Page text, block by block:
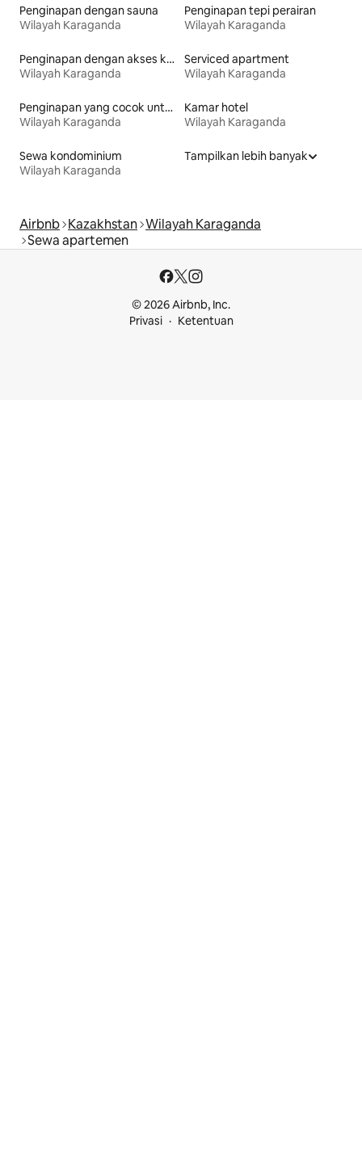
Penginapan dengan sauna
Wilayah Karaganda
Penginapan tepi perairan
Wilayah Karaganda
Penginapan dengan akses ke pantai
Wilayah Karaganda
Serviced apartment
Wilayah Karaganda
Penginapan yang cocok untuk keluarga
Wilayah Karaganda
Kamar hotel
Wilayah Karaganda
Sewa kondominium
Wilayah Karaganda
Tampilkan lebih banyak
Airbnb Kazakhstan Wilayah Karaganda
Sewa apartemen
© 2026 Airbnb, Inc.
Privasi
Ketentuan